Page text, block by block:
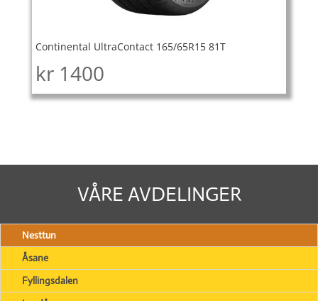
Continental UltraContact 165/65R15 81T
kr 1400
VÅRE AVDELINGER
Nesttun
Åsane
Fyllingsdalen